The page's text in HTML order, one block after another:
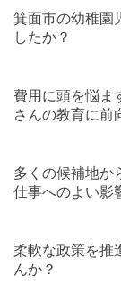
箕面市の幼稚園
したか？
費用に頭を悩ま
さんの教育に前
多くの候補地か
仕事へのよい影
柔軟な政策を推
んか？